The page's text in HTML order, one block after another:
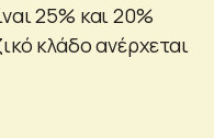
25% και 20%
κλάδο ανέρχεται